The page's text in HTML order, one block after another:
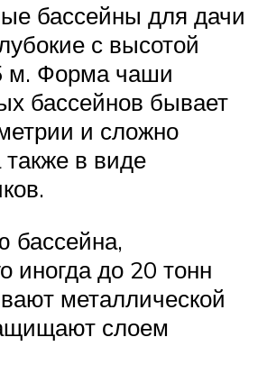
бассейны для дачи
с высотой
м. Форма чаши
бассейнов бывает
и сложно
также в виде
бассейна,
иногда до 20 тонн
металлической
слоем